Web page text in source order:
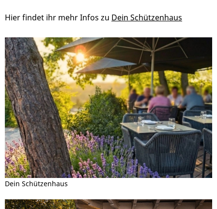
Hier findet ihr mehr Infos zu Dein Schützenhaus
Dein Schützenhaus